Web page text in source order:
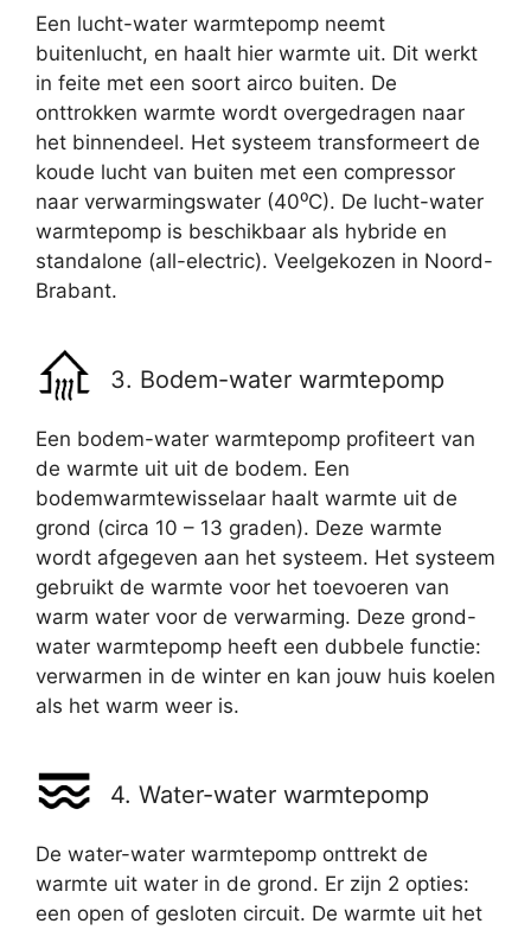
Een lucht-water warmtepomp neemt
buitenlucht, en haalt hier warmte uit. Dit werkt
in feite met een soort airco buiten. De
onttrokken warmte wordt overgedragen naar
het binnendeel. Het systeem transformeert de
koude lucht van buiten met een compressor
naar verwarmingswater (40⁰C). De lucht-water
warmtepomp is beschikbaar als hybride en
standalone (all-electric). Veelgekozen in Noord-
Brabant.
3. Bodem-water warmtepomp
Een bodem-water warmtepomp profiteert van
de warmte uit uit de bodem. Een
bodemwarmtewisselaar haalt warmte uit de
grond (circa 10 – 13 graden). Deze warmte
wordt afgegeven aan het systeem. Het systeem
gebruikt de warmte voor het toevoeren van
warm water voor de verwarming. Deze grond-
water warmtepomp heeft een dubbele functie:
verwarmen in de winter en kan jouw huis koelen
als het warm weer is.
4. Water-water warmtepomp
De water-water warmtepomp onttrekt de
warmte uit water in de grond. Er zijn 2 opties:
een open of gesloten circuit. De warmte uit het